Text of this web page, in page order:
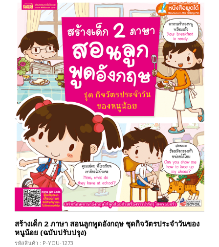
สร้างเด็ก 2 ภาษา สอนลูกพูดอังกฤษ ชุดกิจวัตรประจำวันของ
หนูน้อย (ฉบับปรับปรุง)
รหัสสินค้า : P-YOU-1273